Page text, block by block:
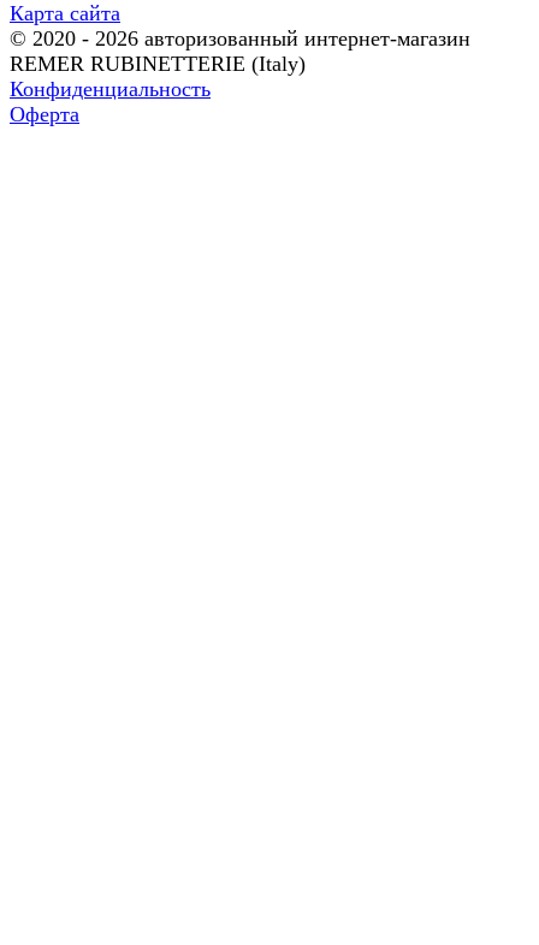
Карта сайта
© 2020 - 2026 авторизованный интернет-магазин
REMER RUBINETTERIE (Italy)
Конфиденциальность
Оферта